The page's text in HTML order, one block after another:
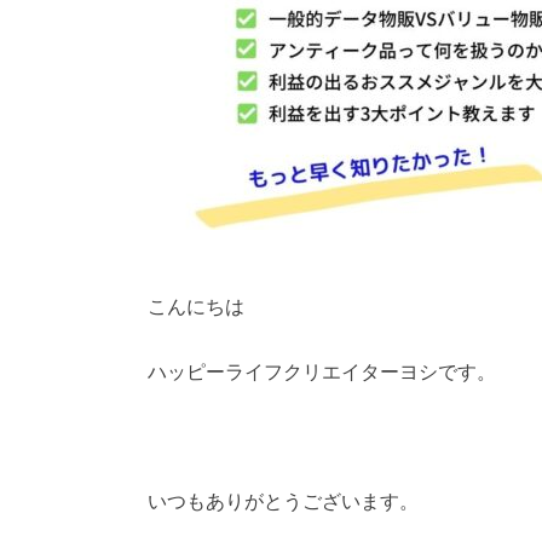
こんにちは
ハッピーライフクリエイターヨシです。
いつもありがとうございます。